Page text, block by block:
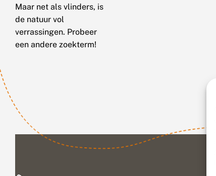
Maar net als vlinders, is
de natuur vol
verrassingen. Probeer
een andere zoekterm!